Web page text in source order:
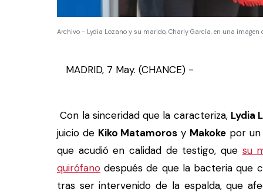
Archivo - Lydia Lozano y su marido, Charly García, en una imagen
MADRID, 7 May. (CHANCE) -
Con la sinceridad que la caracteriza, Lydia
juicio de Kiko Matamoros y Makokepor un
que acudió en calidad de testigo, que su
quirófano después de que la bacteria que
tras ser intervenido de la espalda, que